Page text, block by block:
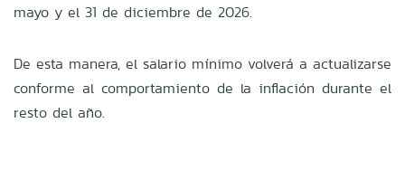
mayo y el 31 de diciembre de 2026.
De esta manera, el salario mínimo volverá a actualizarse
conforme al comportamiento de la inflación durante el
resto del año.